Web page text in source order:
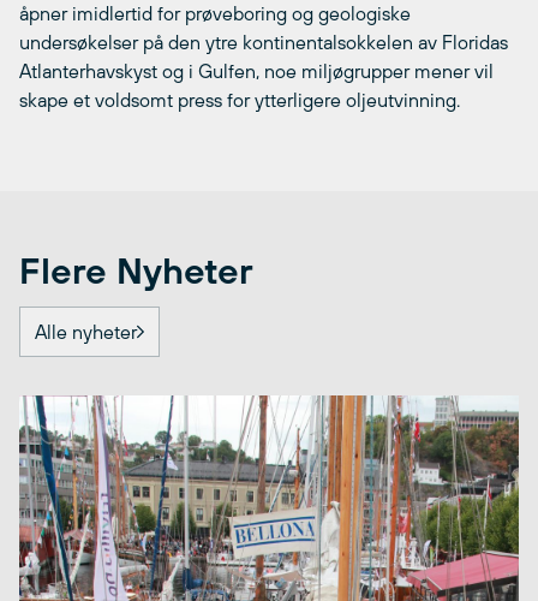
åpner imidlertid for prøveboring og geologiske
undersøkelser på den ytre kontinentalsokkelen av Floridas
Atlanterhavskyst og i Gulfen, noe miljøgrupper mener vil
skape et voldsomt press for ytterligere oljeutvinning.
Flere Nyheter
Alle nyheter